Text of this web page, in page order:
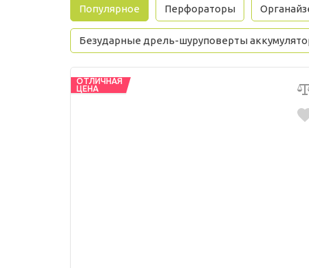
Популярное Перфораторы
Безударные дрель-шуруповерты
ОТЛИЧНАЯ
ЦЕНА